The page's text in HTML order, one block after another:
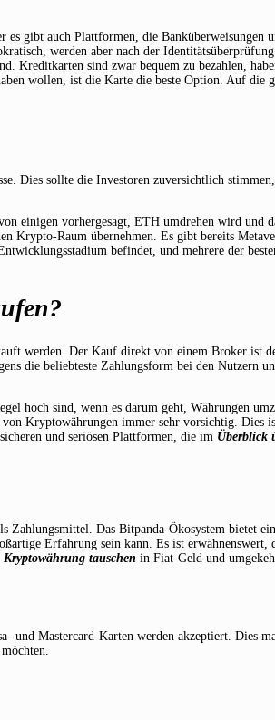
gibt auch Plattformen, die Banküberweisungen
werden aber nach der
Kreditkarten sind zwar bequem zu bezahlen,
wollen, ist die Karte die beste Option. Auf die
Dies sollte die Investoren zuversichtlich
einigen vorhergesagt, ETH umdrehen wird und
Raum übernehmen. Es gibt bereits
befindet, und mehrere der
werden. Der Kauf direkt von einem Broker ist
die beliebteste Zahlungsform bei den Nutzern
hoch sind, wenn es darum geht, Währungen
Kryptowährungen immer sehr vorsichtig. Dies
und seriösen Plattformen, die im Überblick
Zahlungsmittel. Das Bitpanda-Ökosystem bietet
Erfahrung sein kann. Es ist erwähnenswert,
Kryptowährung tauschen in Fiat-Geld und
Mastercard-Karten werden akzeptiert. Dies